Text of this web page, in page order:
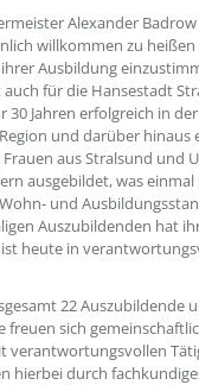
Alexander
willkommen zu
Ausbildung
für die Hansestadt
30 Jahren erfolgreich in
und darüber hinaus
aus Stralsund und
ausgebildet, was
und
Auszubildenden hat
heute in
22 Auszubildende
sich
verantwortungsvollen
hierbei durch